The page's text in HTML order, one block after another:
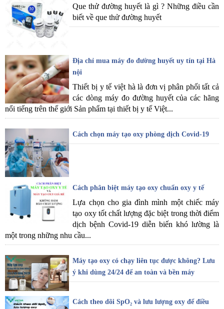
Que thử đường huyết là gì ? Những điều cần
biết về que thử đường huyết
Địa chỉ mua máy đo đường huyết uy tín tại Hà
nội
Thiết bị y tế việt hà là đơn vị phân phối tất cả
các dòng máy đo đường huyết của các hãng
nổi tiếng trên thế giới Sản phẩm tại thiết bị y tế Việt...
Cách chọn máy tạo oxy phòng dịch Covid-19
Cách phân biệt máy tạo oxy chuẩn oxy y tế
Lựa chọn cho gia đình mình một chiếc máy
tạo oxy tốt chất lượng đặc biệt trong thời điểm
dịch bệnh Covid-19 diễn biến khó lường là
một trong những nhu cầu...
Máy tạo oxy có chạy liên tục được không? Lưu
ý khi dùng 24/24 để an toàn và bền máy
Cách theo dõi SpO₂ và lưu lượng oxy để điều